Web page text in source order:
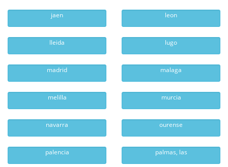
jaen leon
lleida lugo
madrid malaga
melilla murcia
navarra ourense
palencia palmas, las